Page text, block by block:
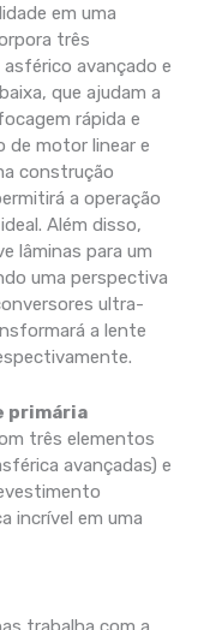
em uma
três
avançado e
que ajudam a
rápida e
de motor linear e
construção
a operação
Além disso,
lâminas para um
uma perspectiva
ultra-
a lente
primária
três elementos
avançadas) e
incrível em uma